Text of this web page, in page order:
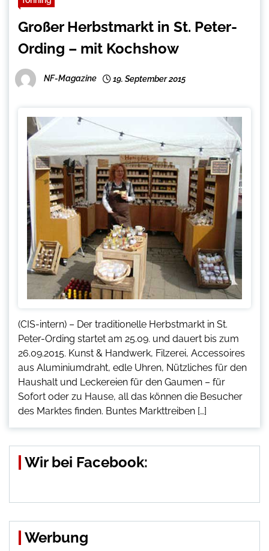
Großer Herbstmarkt in St. Peter-
Ording – mit Kochshow
NF-Magazine 19. September 2015
(CIS-intern) – Der traditionelle Herbstmarkt in St.
Peter-Ording startet am 25.09. und dauert bis zum
26.09.2015. Kunst & Handwerk, Filzerei, Accessoires
aus Aluminiumdraht, edle Uhren, Nützliches für den
Haushalt und Leckereien für den Gaumen – für
Sofort oder zu Hause, all das können die Besucher
des Marktes finden. Buntes Markttreiben […]
Wir bei Facebook:
Werbung